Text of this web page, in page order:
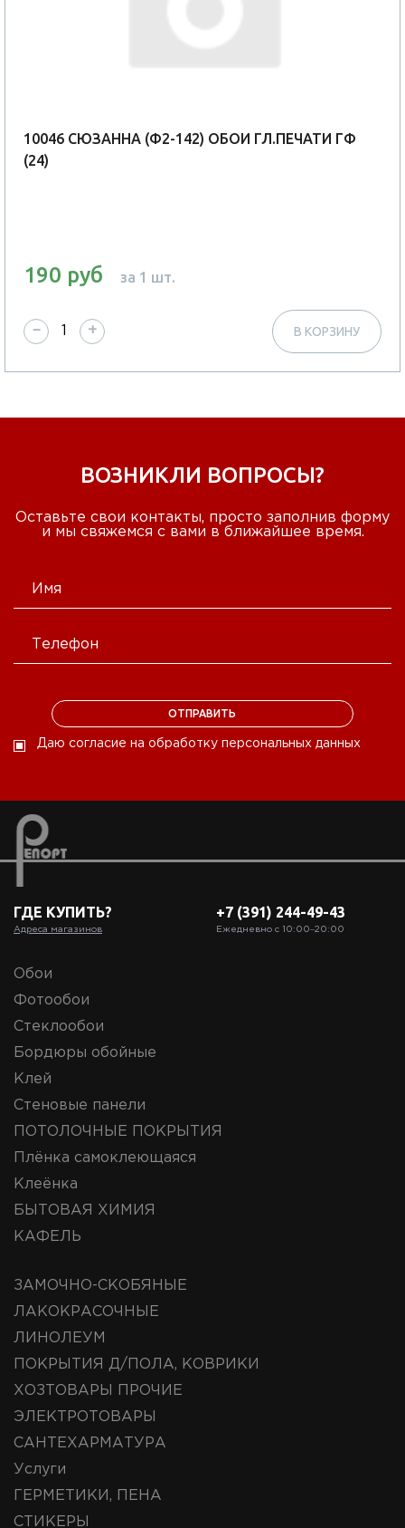
10046 СЮЗАННА (Ф2-142) ОБОИ ГЛ.ПЕЧАТИ ГФ
(24)
190 руб за 1 шт.
− + В КОРЗИНУ
ВОЗНИКЛИ ВОПРОСЫ?
Оставьте свои контакты, просто заполнив форму
и мы свяжемся с вами в ближайшее время.
Даю согласие на обработку персональных данных
ГДЕ КУПИТЬ?
Адреса магазинов
+7 (391) 244-49-43
Ежедневно с 10:00‒20:00
Обои
Фотообои
Стеклообои
Бордюры обойные
Клей
Стеновые панели
ПОТОЛОЧНЫЕ ПОКРЫТИЯ
Плёнка самоклеющаяся
Клеёнка
БЫТОВАЯ ХИМИЯ
КАФЕЛЬ
ЗАМОЧНО-СКОБЯНЫЕ
ЛАКОКРАСОЧНЫЕ
ЛИНОЛЕУМ
ПОКРЫТИЯ Д/ПОЛА, КОВРИКИ
ХОЗТОВАРЫ ПРОЧИЕ
ЭЛЕКТРОТОВАРЫ
САНТЕХАРМАТУРА
Услуги
ГЕРМЕТИКИ, ПЕНА
СТИКЕРЫ